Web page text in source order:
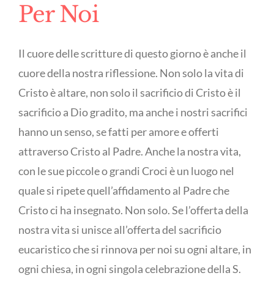
Per Noi
Il cuore delle scritture di questo giorno è anche il
cuore della nostra riflessione. Non solo la vita di
Cristo è altare, non solo il sacrificio di Cristo è il
sacrificio a Dio gradito, ma anche i nostri sacrifici
hanno un senso, se fatti per amore e offerti
attraverso Cristo al Padre. Anche la nostra vita,
con le sue piccole o grandi Croci è un luogo nel
quale si ripete quell’affidamento al Padre che
Cristo ci ha insegnato. Non solo. Se l’offerta della
nostra vita si unisce all’offerta del sacrificio
eucaristico che si rinnova per noi su ogni altare, in
ogni chiesa, in ogni singola celebrazione della S.